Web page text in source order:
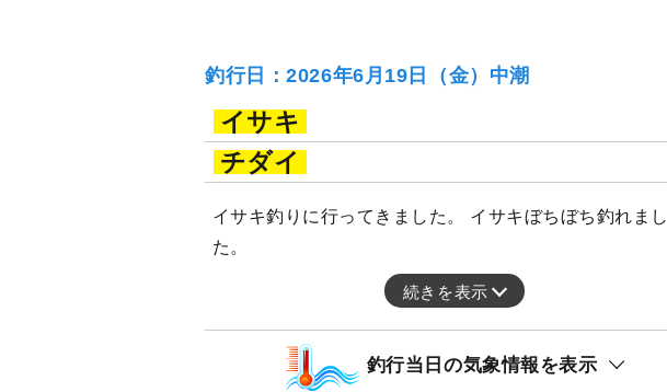
釣行日：2026年6月19日（金）中潮
イサキ
チダイ
イサキ釣りに行ってきました。 イサキぼちぼち釣れまし
た。
続きを表示
釣行当日の気象情報を表示